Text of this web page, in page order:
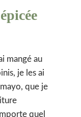
mangé au
je les ai
que je
quel